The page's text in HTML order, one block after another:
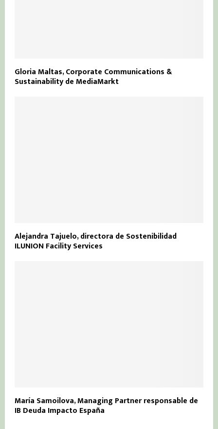
Gloria Maltas, Corporate Communications &
Sustainability de MediaMarkt
Alejandra Tajuelo, directora de Sostenibilidad
ILUNION Facility Services
María Samoilova, Managing Partner responsable de
IB Deuda Impacto España